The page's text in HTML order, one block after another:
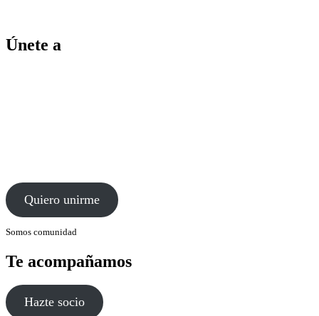
Únete a
Quiero unirme
Somos comunidad
Te acompañamos
Hazte socio